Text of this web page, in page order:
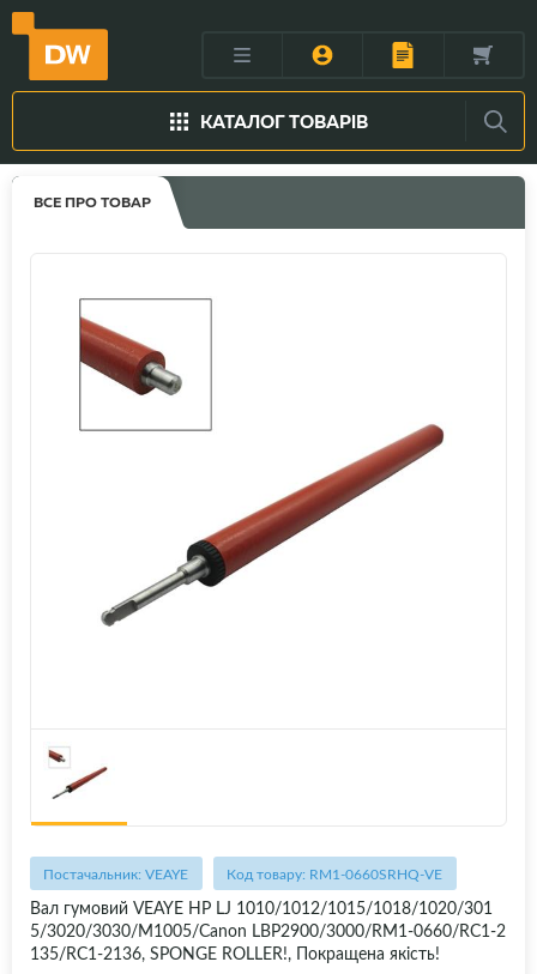
КАТАЛОГ ТОВАРІВ
ВСЕ ПРО ТОВАР
Постачальник: VEAYE Код товару: RM1-0660SRHQ-VE
Вал гумовий VEAYE HP LJ 1010/1012/1015/1018/1020/301
5/3020/3030/M1005/Canon LBP2900/3000/RM1-0660/RC1-2
135/RC1-2136, SPONGE ROLLER!, Покращена якість!